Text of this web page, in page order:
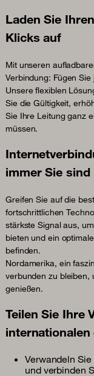
Laden Sie
Klicks auf
Mit unseren
Verbindung: Fügen
Unsere flexiblen
Sie die Gültigkeit,
Sie Ihre Leitung ganz
müssen.
immer Sie sind
Greifen Sie auf die
fortschrittlichen
stärkste Signal aus,
bieten und ein
befinden.
Nordamerika, ein
verbunden zu bleiben,
genießen.
Teilen Sie Ihre
internationalen
Verwandeln
und verbinden